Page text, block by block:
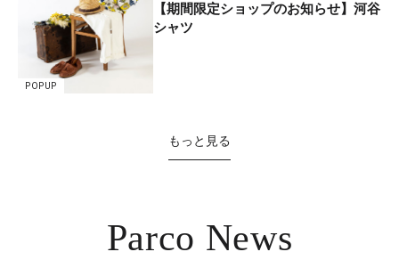
POPUP
【期間限定ショップのお知らせ】河谷
シャツ
もっと見る
Parco News